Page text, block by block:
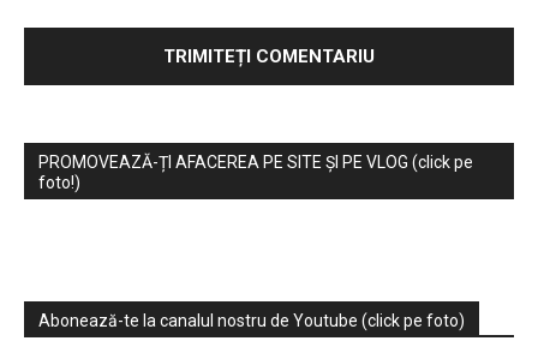
PROMOVEAZĂ-ȚI AFACEREA PE SITE ȘI PE VLOG (click pe
foto!)
Abonează-te la canalul nostru de Youtube (click pe foto)